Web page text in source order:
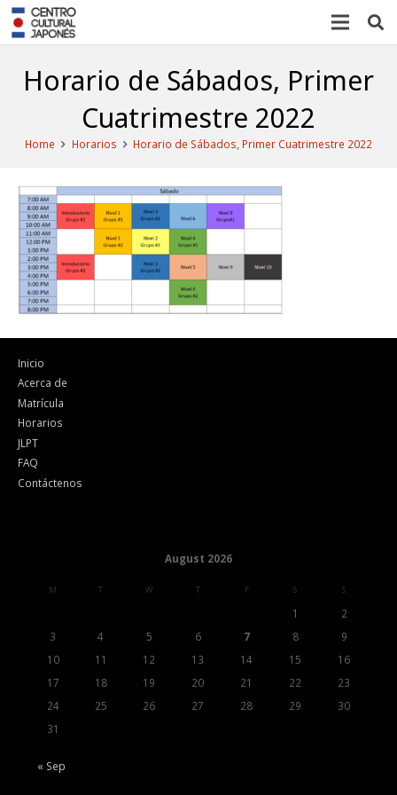
Horario de Sábados, Primer
Cuatrimestre 2022
Home Horarios Horario de Sábados, Primer Cuatrimestre 2022
Inicio
Acerca de
Matrícula
Horarios
JLPT
FAQ
Contáctenos
August 2026
M T W T F S S
1
2
3
4 5 6 7 8
9
10
11 12 13 14 15
16
17
18 19 20 21 22
23
24
25 26 27 28 29
30
31
« Sep